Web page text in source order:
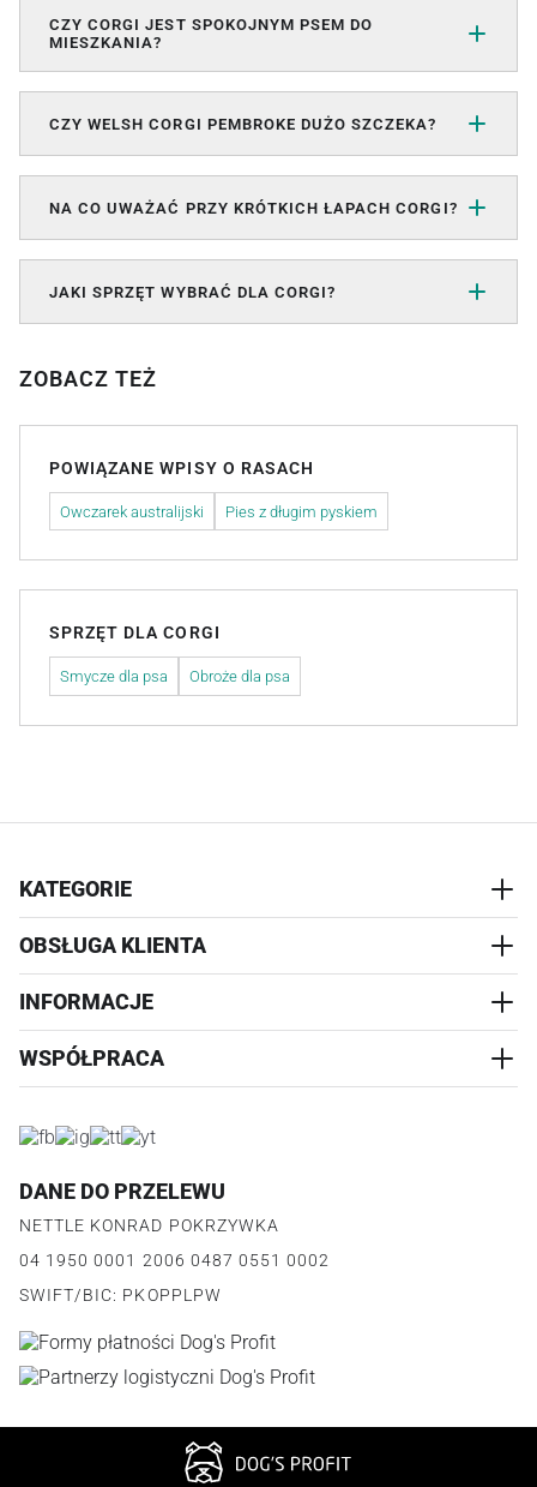
CZY CORGI JEST SPOKOJNYM PSEM DO
MIESZKANIA?
CZY WELSH CORGI PEMBROKE DUŻO SZCZEKA?
NA CO UWAŻAĆ PRZY KRÓTKICH ŁAPACH CORGI?
JAKI SPRZĘT WYBRAĆ DLA CORGI?
ZOBACZ TEŻ
POWIĄZANE WPISY O RASACH
Owczarek australijski Pies z długim pyskiem
SPRZĘT DLA CORGI
Smycze dla psa Obroże dla psa
KATEGORIE
AKCESORIA
WYPRZEDAŻ
OBSŁUGA KLIENTA
REALIZACJA I WYSYŁKA
WYMIANA
PŁATNOŚCI
FAQ
INFORMACJE
KONTAKT
O PRODUKCIE
WSPÓŁPRACA
JAK DZIAŁA PROGRAM
REGULAMIN PROGRAMU
POLITYKA PRYWATNOŚCI PROGRAMU
DANE DO PRZELEWU
NETTLE KONRAD POKRZYWKA
04 1950 0001 2006 0487 0551 0002
SWIFT/BIC: PKOPPLPW